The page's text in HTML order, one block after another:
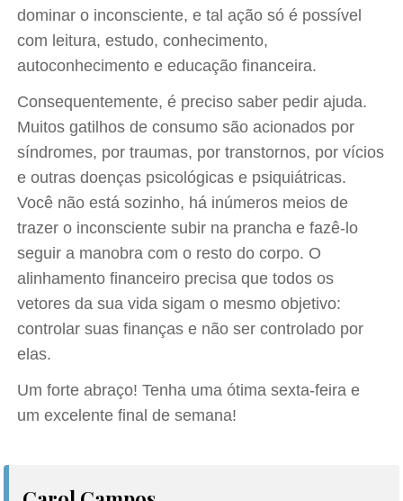
dominar o inconsciente, e tal ação só é possível
com leitura, estudo, conhecimento,
autoconhecimento e educação financeira.
Consequentemente, é preciso saber pedir ajuda.
Muitos gatilhos de consumo são acionados por
síndromes, por traumas, por transtornos, por vícios
e outras doenças psicológicas e psiquiátricas.
Você não está sozinho, há inúmeros meios de
trazer o inconsciente subir na prancha e fazê-lo
seguir a manobra com o resto do corpo. O
alinhamento financeiro precisa que todos os
vetores da sua vida sigam o mesmo objetivo:
controlar suas finanças e não ser controlado por
elas.
Um forte abraço! Tenha uma ótima sexta-feira e
um excelente final de semana!